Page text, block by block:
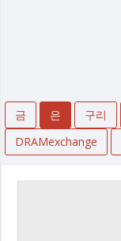
금 은 구리
DRAMexchange